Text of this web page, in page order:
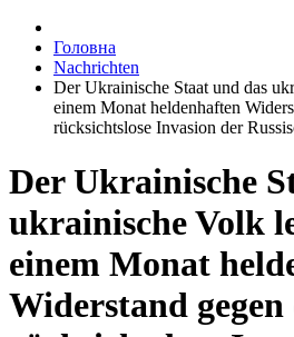
Головна
Nachrichten
Der Ukrainische Staat und das
einem Monat heldenhaften
rücksichtslose Invasion der
Der Ukrainische
ukrainische Volk
einem Monat
Widerstand gegen